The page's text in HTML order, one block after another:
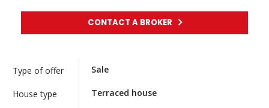
CONTACT A BROKER
Type of offer Sale
House type Terraced house